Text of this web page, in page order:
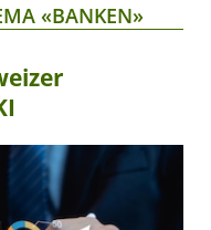
«BANKEN»